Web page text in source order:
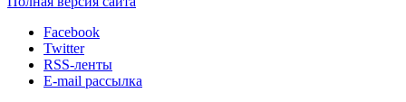
Facebook
Twitter
RSS-ленты
E-mail рассылка